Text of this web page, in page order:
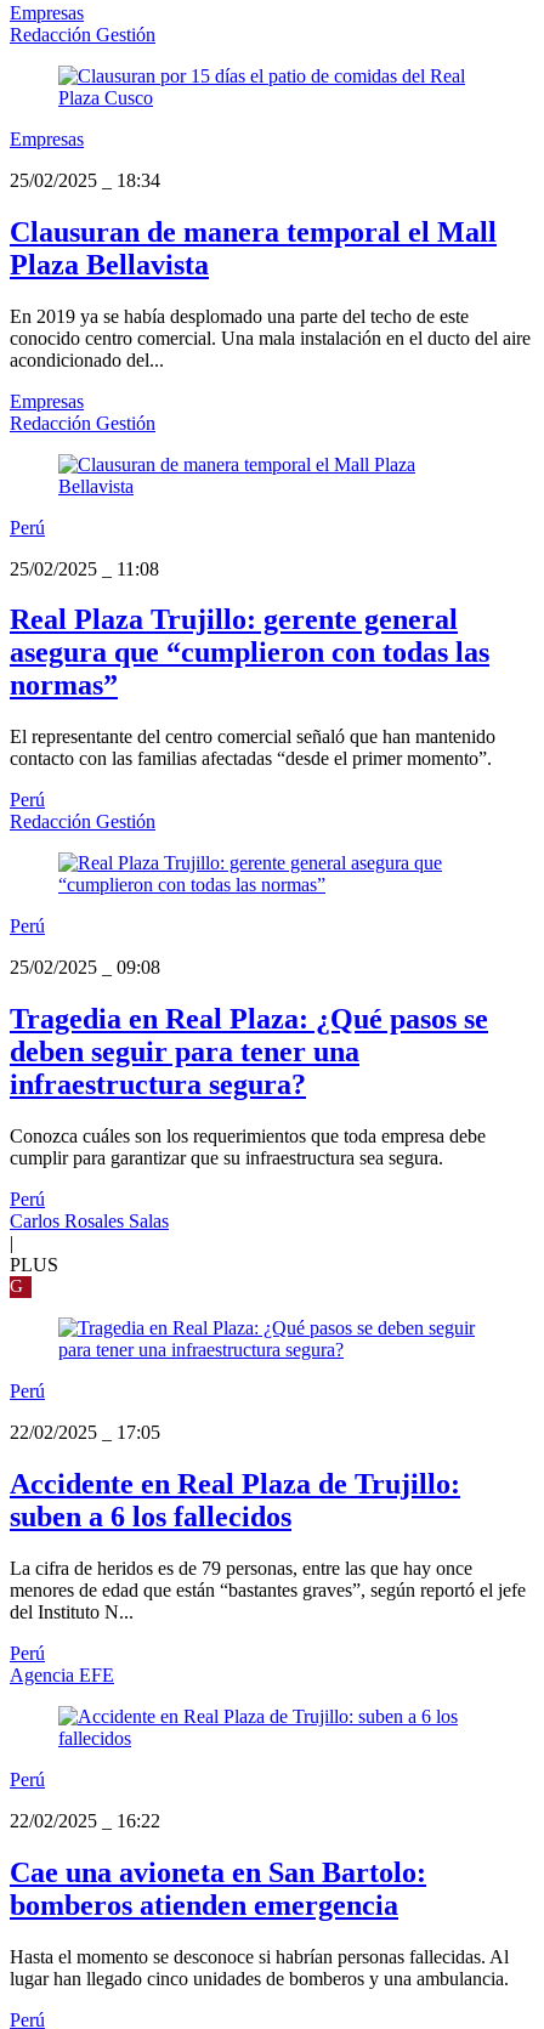
Empresas
Redacción Gestión
Empresas
25/02/2025
18:34
Clausuran de manera temporal el Mall
Plaza Bellavista
En 2019 ya se había desplomado una parte del techo de este
conocido centro comercial. Una mala instalación en el ducto del aire
acondicionado del...
Empresas
Redacción Gestión
Perú
25/02/2025
11:08
Real Plaza Trujillo: gerente general
asegura que “cumplieron con todas las
normas”
El representante del centro comercial señaló que han mantenido
contacto con las familias afectadas “desde el primer momento”.
Perú
Redacción Gestión
Perú
25/02/2025
09:08
Tragedia en Real Plaza: ¿Qué pasos se
deben seguir para tener una
infraestructura segura?
Conozca cuáles son los requerimientos que toda empresa debe
cumplir para garantizar que su infraestructura sea segura.
Perú
Carlos Rosales Salas
|
PLUS
G
Perú
22/02/2025
17:05
Accidente en Real Plaza de Trujillo:
suben a 6 los fallecidos
La cifra de heridos es de 79 personas, entre las que hay once
menores de edad que están “bastantes graves”, según reportó el jefe
del Instituto N...
Perú
Agencia EFE
Perú
22/02/2025
16:22
Cae una avioneta en San Bartolo:
bomberos atienden emergencia
Hasta el momento se desconoce si habrían personas fallecidas. Al
lugar han llegado cinco unidades de bomberos y una ambulancia.
Perú